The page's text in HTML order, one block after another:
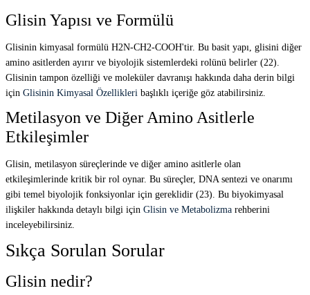
Glisin Yapısı ve Formülü
Glisinin kimyasal formülü H2N-CH2-COOH'tir. Bu basit yapı, glisini diğer
amino asitlerden ayırır ve biyolojik sistemlerdeki rolünü belirler (22).
Glisinin tampon özelliği ve moleküler davranışı hakkında daha derin bilgi
için Glisinin Kimyasal Özellikleri başlıklı içeriğe göz atabilirsiniz.
Metilasyon ve Diğer Amino Asitlerle
Etkileşimler
Glisin, metilasyon süreçlerinde ve diğer amino asitlerle olan
etkileşimlerinde kritik bir rol oynar. Bu süreçler, DNA sentezi ve onarımı
gibi temel biyolojik fonksiyonlar için gereklidir (23). Bu biyokimyasal
ilişkiler hakkında detaylı bilgi için Glisin ve Metabolizma rehberini
inceleyebilirsiniz.
Sıkça Sorulan Sorular
Glisin nedir?